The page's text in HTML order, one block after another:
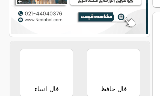
فال حافظ فال انبیاء